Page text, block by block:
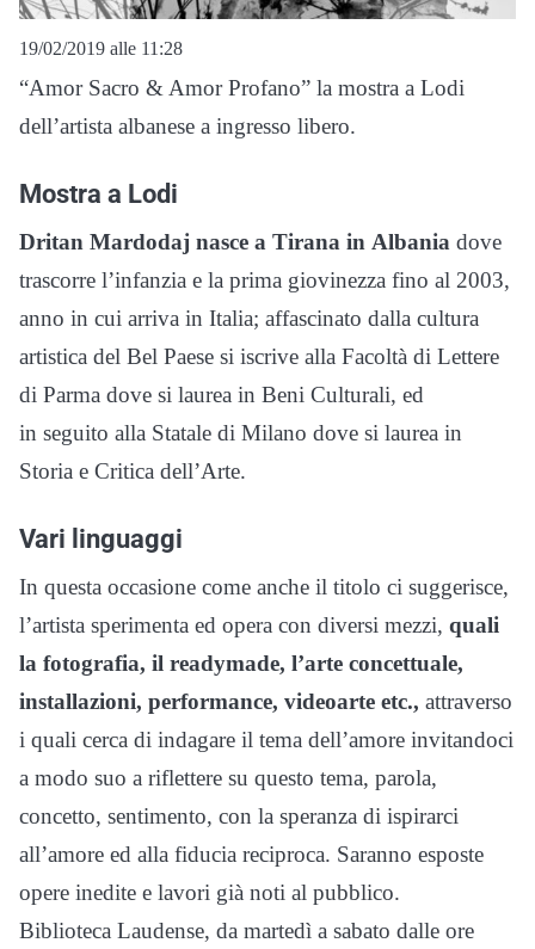
19/02/2019 alle 11:28
“Amor Sacro & Amor Profano” la mostra a Lodi
dell’artista albanese a ingresso libero.
Mostra a Lodi
Dritan Mardodaj nasce a Tirana in Albania dove
trascorre l’infanzia e la prima giovinezza fino al 2003,
anno in cui arriva in Italia; affascinato dalla cultura
artistica del Bel Paese si iscrive alla Facoltà di Lettere
di Parma dove si laurea in Beni Culturali, ed
in seguito alla Statale di Milano dove si laurea in
Storia e Critica dell’Arte.
Vari linguaggi
In questa occasione come anche il titolo ci suggerisce,
l’artista sperimenta ed opera con diversi mezzi, quali
la fotografia, il readymade, l’arte concettuale,
installazioni, performance, videoarte etc., attraverso
i quali cerca di indagare il tema dell’amore invitandoci
a modo suo a riflettere su questo tema, parola,
concetto, sentimento, con la speranza di ispirarci
all’amore ed alla fiducia reciproca. Saranno esposte
opere inedite e lavori già noti al pubblico.
Biblioteca Laudense, da martedì a sabato dalle ore